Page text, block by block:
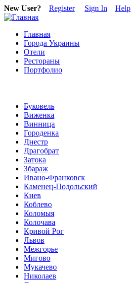
New User? Register Sign In Help
Главная
Города Украины
Отели
Рестораны
Портфолио
Буковель
Виженка
Винница
Городенка
Днестр
Драгобрат
Затока
Збараж
Ивано-Франковск
Каменец-Подольский
Киев
Коблево
Коломыя
Колочава
Кривой Рог
Львов
Межгорье
Мигово
Мукачево
Николаев